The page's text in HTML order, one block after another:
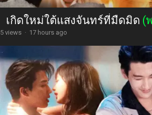
เกิดใหม่ใต้แสงจันทร์ที่มืดมิด (
5 views · 17 hours ago